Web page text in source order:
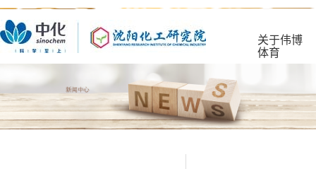
关于伟博
体育